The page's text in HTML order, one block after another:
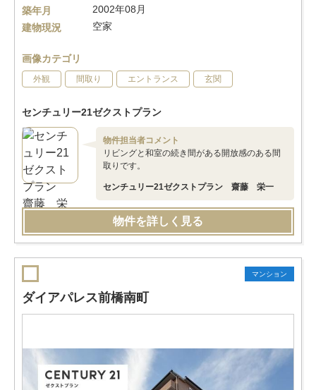
築年月
2002年08月
建物現況
空家
画像カテゴリ
外観 間取り エントランス 玄関
センチュリー21ゼクストプラン
物件担当者コメント
リビングと和室の続き間がある開放感のある間
取りです。
センチュリー21ゼクストプラン 齋藤 栄一
物件を詳しく見る
マンション
ダイアパレス前橋南町